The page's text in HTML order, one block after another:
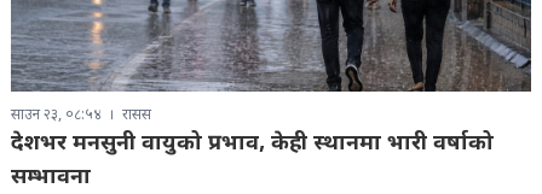
साउन २३, ०८:५४ रासस
देशभर मनसुनी वायुको प्रभाव, केही स्थानमा भारी वर्षाको
सम्भावना